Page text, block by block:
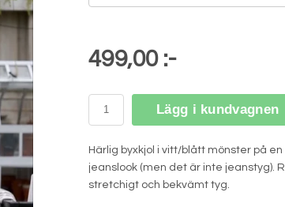
499,00 :-
Lägg i kundvagnen
Härlig byxkjol i vitt/blått mönster på
jeanslook (men det är inte jeanstyg).
stretchigt och bekvämt tyg.